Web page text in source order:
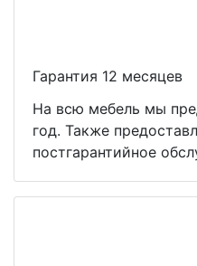
Гарантия 12 месяцев
На всю мебель мы
год. Также
постгарантийное